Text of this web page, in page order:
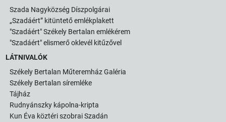
Szada Nagyközség Díszpolgárai
„Szadáért” kitüntető emlékplakett
"Szadáért" Székely Bertalan emlékérem
"Szadáért" elismerő oklevél kitűzővel
LÁTNIVALÓK
Székely Bertalan Műteremház Galéria
Székely Bertalan síremléke
Tájház
Rudnyánszky kápolna-kripta
Kun Éva köztéri szobrai Szadán